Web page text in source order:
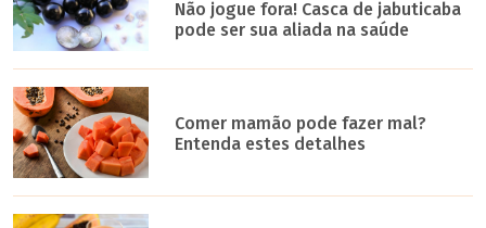
Não jogue fora! Casca de jabuticaba
pode ser sua aliada na saúde
Comer mamão pode fazer mal?
Entenda estes detalhes